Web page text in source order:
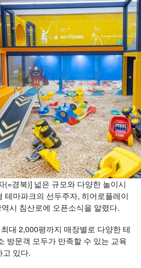
(=경북)] 넓은 규모와 다양한 놀이시
테마파크의 선두주자, 히어로플레이
시 침산로에 오픈소식을 알렸다.
대 2,000평까지 매장별로 다양한 테
방문객 모두가 만족할 수 있는 교육
고 있다.